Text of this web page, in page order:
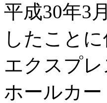
平成30年3
したこと
エクスプ
ホールカ